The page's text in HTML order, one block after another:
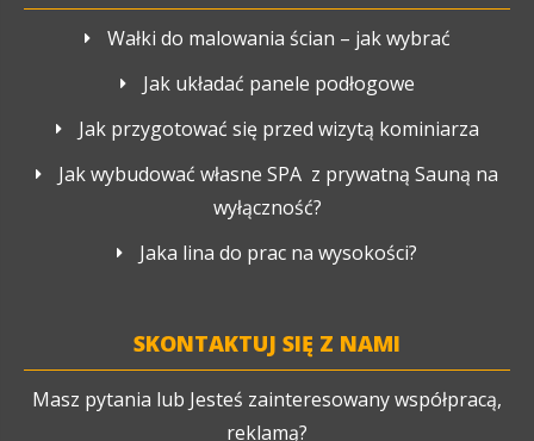
Wałki do malowania ścian – jak wybrać
Jak układać panele podłogowe
Jak przygotować się przed wizytą kominiarza
Jak wybudować własne SPA z prywatną Sauną na
wyłączność?
Jaka lina do prac na wysokości?
SKONTAKTUJ SIĘ Z NAMI
Masz pytania lub Jesteś zainteresowany współpracą,
reklamą?